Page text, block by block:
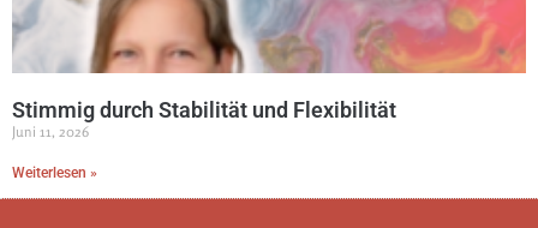
Stimmig durch Stabilität und Flexibilität
Juni 11, 2026
Weiterlesen »